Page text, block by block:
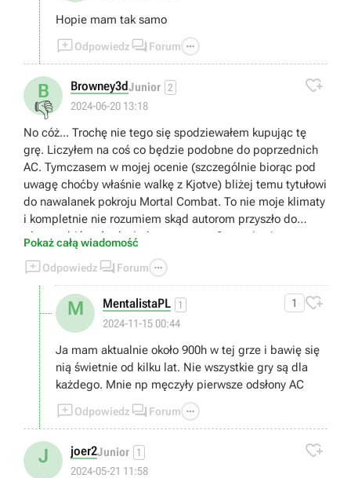
Hopie mam tak samo
Odpowiedz  Forum 
B
👎
Browney3dJunior 2
2024-06-20 13:18

No cóż... Trochę nie tego się spodziewałem kupując tę
grę. Liczyłem na coś co będzie podobne do poprzednich
AC. Tymczasem w mojej ocenie (szczególnie biorąc pod
uwagę choćby właśnie walkę z Kjotve) bliżej temu tytułowi
do nawalanek pokroju Mortal Combat. To nie moje klimaty
i kompletnie nie rozumiem skąd autorom przyszło do
głowy robić coś tak niedorzecznego. Gra staje się przez to
(przynajmniej dla mnie) kompletnie niegrywalna i
zwyczajnie... nudna. Bo jak się domyślam rozwój postaci
uzależniony jest od tej konkretnej walki. Bez przejścia tego
bossa można zapomnieć o dalszej progresji. Czyli... Moja
przygoda z tym tytułem tutaj się kończy. Dziękuję.
Wysiadam.
Pokaż całą wiadomość
Odpowiedz  Forum 
M MentalistaPL 1
2024-11-15 00:44
1 
Ja mam aktualnie około 900h w tej grze i bawię się
nią świetnie od kilku lat. Nie wszystkie gry są dla
każdego. Mnie np męczyły pierwsze odsłony AC
Odpowiedz  Forum 
J joer2Junior 1
2024-05-21 11:58
